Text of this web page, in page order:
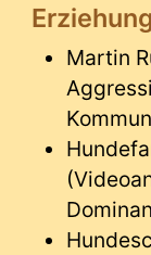
Erziehung
Martin